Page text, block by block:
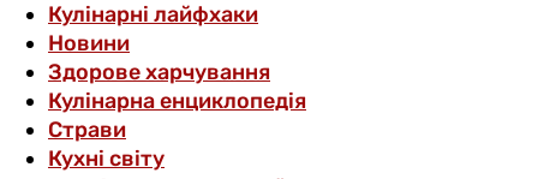
Кулінарні лайфхаки
Новини
Здорове харчування
Кулінарна енциклопедія
Страви
Кухні світу